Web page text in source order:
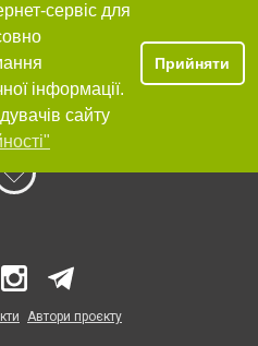
сервіс для
інформації.
сайту
Прийняти
Автори проєкту